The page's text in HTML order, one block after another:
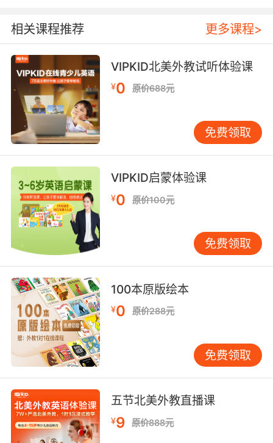
话”。
飞行员“我”因为飞机出了故障，被迫降落在远离人烟的撒哈拉
沙漠上，这时一个神秘可爱的小男孩出现了，执拗地请“我”给
他画一只绵羊。他就是小王子，纯洁、忧郁，住在被称作B-
《小王子》不仅赢得了儿童读者，也为成年人所喜爱
表现出的讽刺与幻想，真情与哲理，使之成为法
国乃至世界上最为著名的一部童话小说。
跟着VIPKID北美外教Kevin老师一起来读【Chapter27 第27
章】 终于迎来了故事的完结篇，小王子究竟做出了什么样的选
择呢？一起来看吧。
单词卡
Vocabulary Card
相关课程推荐 更多课程>
VIPKID北美外教试听体验课
¥0 原价688元
免费领取
VIPKID启蒙体验课
¥0 原价100元
免费领取
100本原版绘本
¥0 原价288元
免费领取
五节北美外教直播课
¥9 原价888元